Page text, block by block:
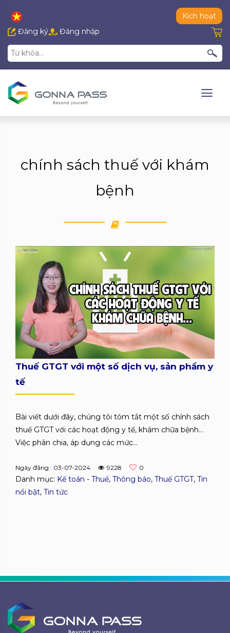
Kích hoạt
Đăng ký
Đăng nhập
chính sách thuế với khám
bệnh
Thuế GTGT với một số dịch vụ, sản phẩm y
tế
Bài viết dưới đây, chúng tôi tóm tắt một số chính sách
thuế GTGT với các hoạt động y tế, khám chữa bệnh…
Việc phân chia, áp dụng các mức...
Ngày đăng : 03-07-2024 9228 0
Danh mục: Kế toán - Thuế, Thông báo, Thuế GTGT, Tin
nổi bật, Tin tức